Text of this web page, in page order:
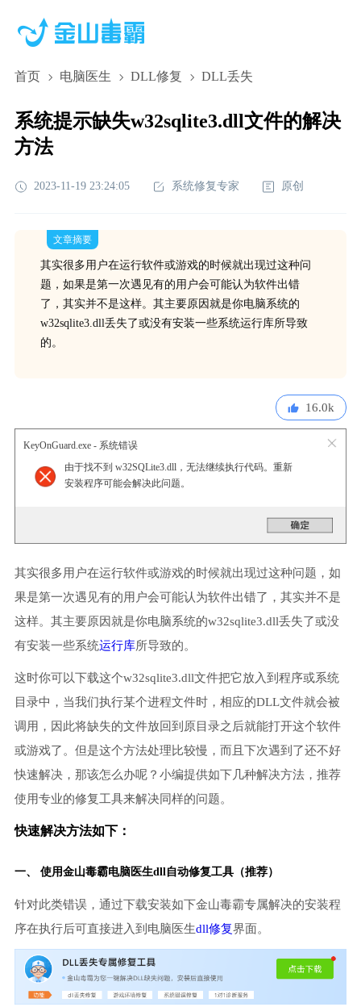
首页 电脑医生 DLL修复 DLL丢失
系统提示缺失w32sqlite3.dll文件的解决
方法
2023-11-19 23:24:05 系统修复专家 原创
文章摘要
其实很多用户在运行软件或游戏的时候就出现过这种问
题，如果是第一次遇见有的用户会可能认为软件出错
了，其实并不是这样。其主要原因就是你电脑系统的
w32sqlite3.dll丢失了或没有安装一些系统运行库所导致
的。
16.0k
KeyOnGuard.exe - 系统错误
由于找不到 w32SQLite3.dll，无法继续执行代码。重新
安装程序可能会解决此问题。
其实很多用户在运行软件或游戏的时候就出现过这种问题，如
果是第一次遇见有的用户会可能认为软件出错了，其实并不是
这样。其主要原因就是你电脑系统的w32sqlite3.dll丢失了或没
有安装一些系统运行库所导致的。
这时你可以下载这个w32sqlite3.dll文件把它放入到程序或系统
目录中，当我们执行某个进程文件时，相应的DLL文件就会被
调用，因此将缺失的文件放回到原目录之后就能打开这个软件
或游戏了。但是这个方法处理比较慢，而且下次遇到了还不好
快速解决，那该怎么办呢？小编提供如下几种解决方法，推荐
使用专业的修复工具来解决同样的问题。
快速解决方法如下：
一、 使用金山毒霸电脑医生dll自动修复工具（推荐）
针对此类错误，通过下载安装如下金山毒霸专属解决的安装程
序在执行后可直接进入到电脑医生dll修复界面。